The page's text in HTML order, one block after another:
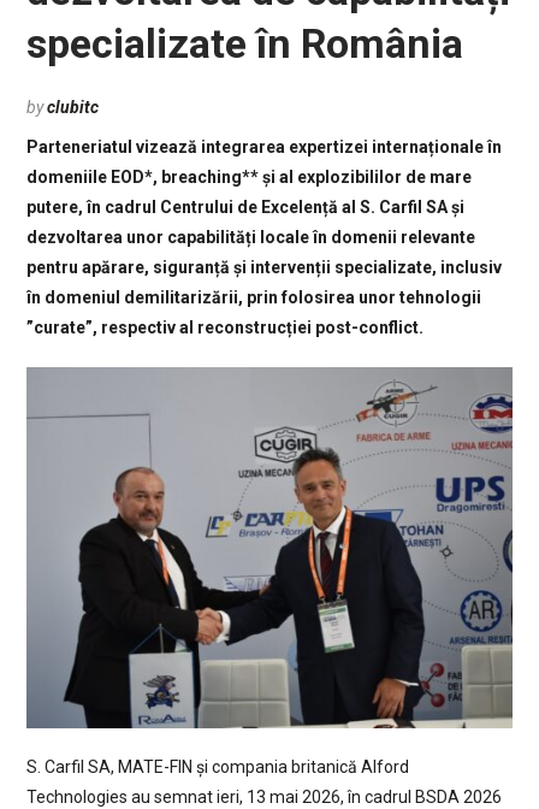
specializate în România
byclubitc
Parteneriatul vizează integrarea expertizei internaționale în
domeniile EOD*, breaching** și al explozibililor de mare
putere, în cadrul Centrului de Excelență al S. Carfil SA și
dezvoltarea unor capabilități locale în domenii relevante
pentru apărare, siguranță și intervenții specializate, inclusiv
în domeniul demilitarizării, prin folosirea unor tehnologii
”curate”, respectiv al reconstrucției post-conflict.
S. Carfil SA, MATE-FIN și compania britanică Alford
Technologies au semnat ieri, 13 mai 2026, în cadrul BSDA 2026